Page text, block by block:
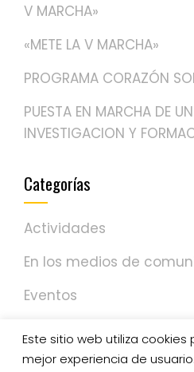
V MARCHA»
«METE LA V MARCHA»
PROGRAMA CORAZÓN
PUESTA EN MARCHA DE
INVESTIGACION Y
Categorías
Actividades
En los medios de
Eventos
Sin categoría
Este sitio web utiliza
mejor experiencia de